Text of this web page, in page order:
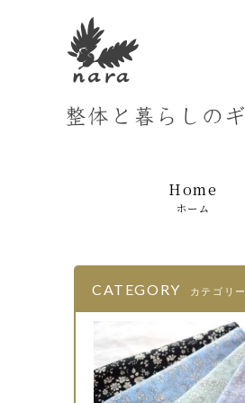
Home
ホーム
CATEGORY カテゴリー